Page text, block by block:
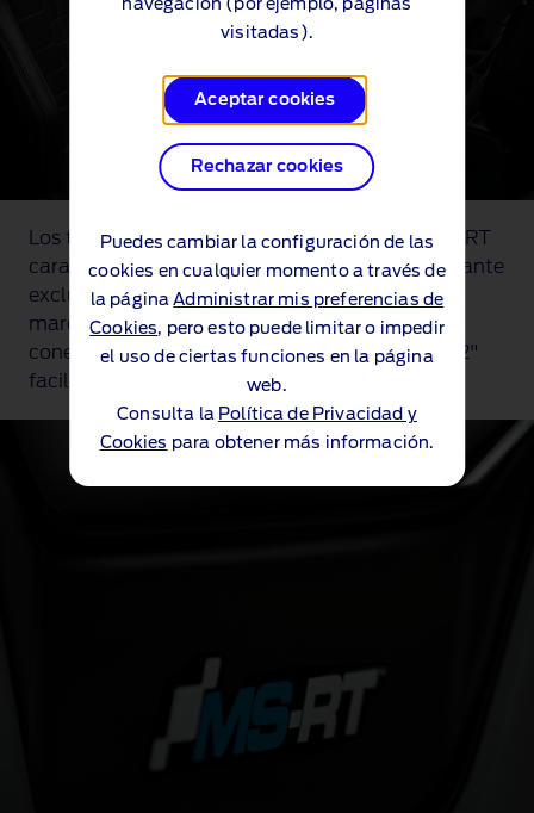
Los toques interiores exclusivos de la serieMS-RT
caracterizan el modelo. El diseño incluye el volante
exclusivoMS-RT, que se completa con un
marcador de centro superior. El sistema de
conectividad SYNC
4 con pantalla táctil de 12"
facilita la comunicación y el entretenimiento.
navegación (por ejemplo, páginas
visitadas).
Aceptar cookies
Rechazar cookies
Puedes cambiar la configuración de las
cookies en cualquier momento a través de
la páginaAdministrar mis preferencias de
Cookies, pero esto puede limitar o impedir
el uso de ciertas funciones en la página
web.
Consulta la Política de Privacidad y
Cookies para obtener más información.